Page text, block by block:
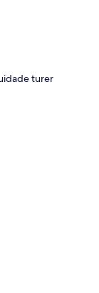
turer